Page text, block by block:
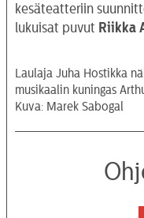
kesäteatteriin
lukuisat puvut Riikka
Laulaja Juha Hostikka
musikaalin kuningas
Kuva: Marek Sabogal